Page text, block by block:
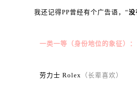
我还记得PP曾经有个广告语，“没
一类一等（身份地位的象征）：
劳力士 Rolex （长辈喜欢）